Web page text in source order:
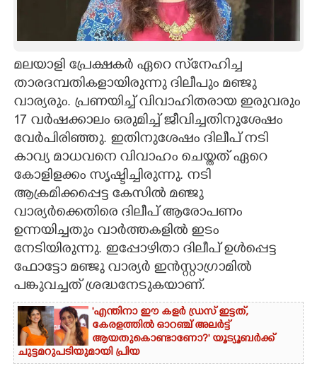
CARTOONS
LITERATURE
ZOOM
CONTACT US
മലയാളി പ്രേക്ഷകർ ഏറെ സ്‌നേഹിച്ച
താരദമ്പതികളായിരുന്നു ദിലീപും മഞ്ജു
വാര്യരും. പ്രണയിച്ച് വിവാഹിതരായ ഇരുവരും
17 വർഷക്കാലം ഒരുമിച്ച് ജീവിച്ചതിനുശേഷം
വേർപിരിഞ്ഞു. ഇതിനുശേഷം ദിലീപ് നടി
കാവ്യ മാധവനെ വിവാഹം ചെയ്തത് ഏറെ
കോളിളക്കം സൃഷ്ടിച്ചിരുന്നു. നടി
ആക്രമിക്കപ്പെട്ട കേസിൽ മഞ്ജു
വാര്യർക്കെതിരെ ദിലീപ് ആരോപണം
ഉന്നയിച്ചതും വാർത്തകളിൽ ഇടം
നേടിയിരുന്നു. ഇപ്പോഴിതാ ദിലീപ് ഉൾപ്പെട്ട
ഫോട്ടോ മഞ്ജു വാര്യർ ഇൻസ്റ്റാഗ്രാമിൽ
പങ്കുവച്ചത് ശ്രദ്ധനേടുകയാണ്.
'എന്തിനാ ഈ കളർ ഡ്രസ് ഇട്ടത്,
കേരളത്തിൽ ഓറഞ്ച് അല‌ർട്ട്
ആയതുകൊണ്ടാണോ?' യൂട്യൂബർക്ക്
ചുട്ടമറുപടിയുമായി പ്രിയ